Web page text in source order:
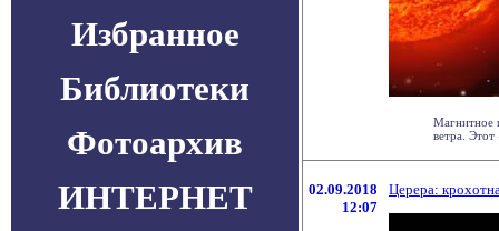
Избранное
Библиотеки
Фотоархив
ИНТЕРНЕТ
Магнитное
ветра. Этот
02.09.2018
12:07
Церера: